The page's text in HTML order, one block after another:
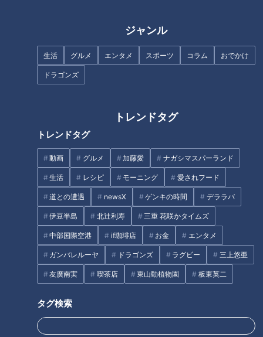
ジャンル
生活 グルメ エンタメ スポーツ コラム おでかけ
ドラゴンズ
トレンドタグ
トレンドタグ
動画 グルメ 加藤愛 ナガシマスパーランド
生活 レシピ モーニング 愛されフード
道との遭遇 newsX ゲンキの時間 デララバ
伊豆半島 北辻利寿 三重 花咲かタイムズ
中部国際空港 if珈琲店 お金 エンタメ
ガンバレルーヤ ドラゴンズ ラグビー 三上悠亜
友廣南実 喫茶店 東山動植物園 板東英二
タグ検索
50代男性「この子がいたおかげ
ー】
帰省の飛行機では声を我慢でき
る？１５秒に１回大声が出る謎
の病と闘うウーバー配達員レオ
ンさん【不定期配信・トゥレッ
ト症のリアル】
めて4年目の夏
ドキュメンタリー チャント！